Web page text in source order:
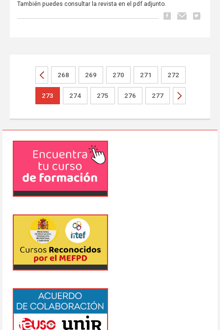
También puedes consultar la revista en el pdf adjunto.
268 269 270 271 272
273 274 275 276 277